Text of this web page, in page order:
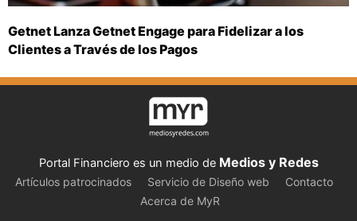
Getnet Lanza Getnet Engage para Fidelizar a los
Clientes a Través de los Pagos
Portal Financiero es un medio de Medios y Redes
Artículos patrocinados Servicio de Diseño web
Contacto
Acerca de MyR